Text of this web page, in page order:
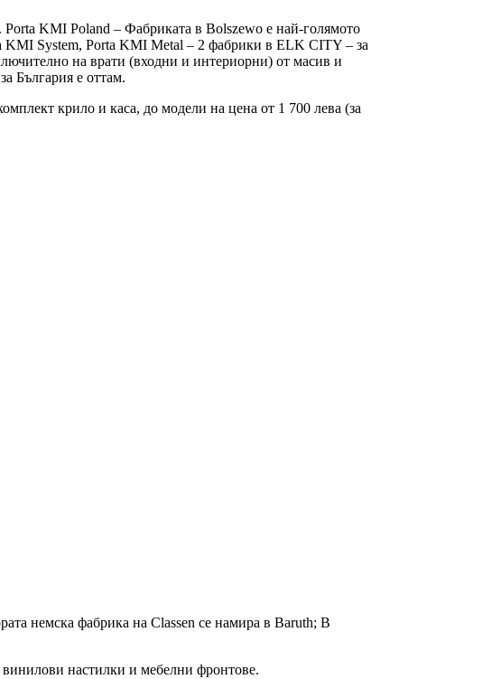
Porta KMI Poland – Фабриката в Bolszewo е най-голямото
KMI System, Porta KMI Metal – 2 фабрики в ELK CITY – за
на врати (входни и интериорни) от масив и
България е оттам.
крило и каса, до модели на цена от 1 700 лева (за
немска фабрика на Classen се намира в Baruth; В
настилки и мебелни фронтове.